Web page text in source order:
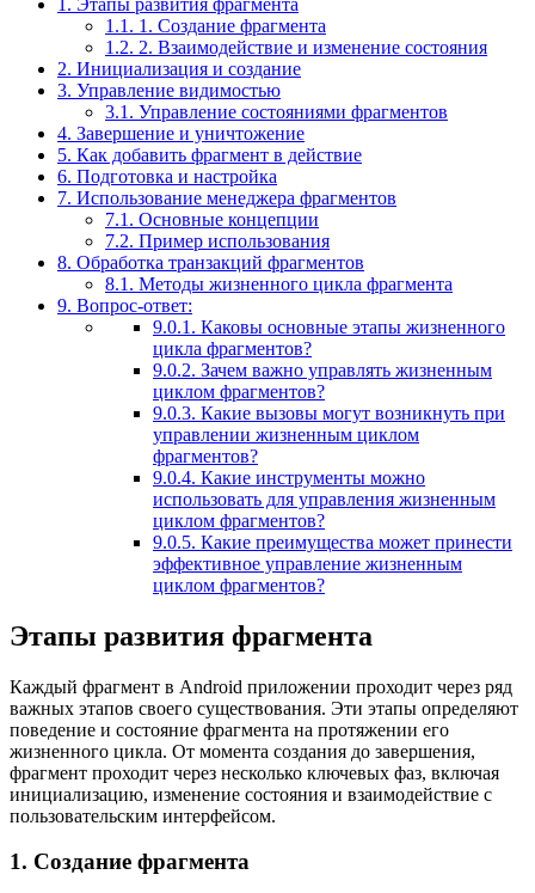
1.1. 1. Создание фрагмента
1.2. 2. Взаимодействие и изменение состояния
2. Инициализация и создание
3. Управление видимостью
3.1. Управление состояниями фрагментов
4. Завершение и уничтожение
5. Как добавить фрагмент в действие
6. Подготовка и настройка
7. Использование менеджера фрагментов
7.1. Основные концепции
7.2. Пример использования
8. Обработка транзакций фрагментов
8.1. Методы жизненного цикла фрагмента
9. Вопрос-ответ:
9.0.1. Каковы основные этапы жизненного
цикла фрагментов?
9.0.2. Зачем важно управлять жизненным
циклом фрагментов?
9.0.3. Какие вызовы могут возникнуть при
управлении жизненным циклом
фрагментов?
9.0.4. Какие инструменты можно
использовать для управления жизненным
циклом фрагментов?
9.0.5. Какие преимущества может принести
эффективное управление жизненным
циклом фрагментов?
Этапы развития фрагмента
Каждый фрагмент в Android приложении проходит через ряд
важных этапов своего существования. Эти этапы определяют
поведение и состояние фрагмента на протяжении его
жизненного цикла. От момента создания до завершения,
фрагмент проходит через несколько ключевых фаз, включая
инициализацию, изменение состояния и взаимодействие с
пользовательским интерфейсом.
1. Создание фрагмента